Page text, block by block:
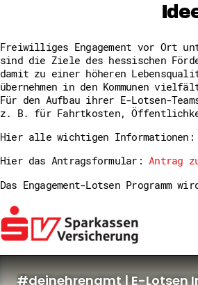
Freiwilliges Engagement vor Ort
sind die Ziele des hessischen
damit zu einer höheren
übernehmen in den Kommunen
Für den Aufbau ihrer E-Lotsen-
z. B. für Fahrtkosten,
Hier alle wichtigen
Hier das Antragsformular:Antrag
Das Engagement-Lotsen Programm